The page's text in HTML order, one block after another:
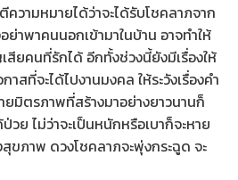
วามหมายได้ว่าจะได้รับโชคลาภจาก
ย่าพาคนนอกเข้ามาในบ้าน อาจทำให้
ยคนที่รักได้ อีกทั้งช่วงนี้ยังมีเรื่องให้
สที่จะได้ไปงานมงคล ให้ระวังเรื่องคำ
ยมิตรภาพที่สร้างมาอย่างยาวนานก็
วย ไม่ว่าจะเป็นหนักหรือเบาก็จะหาย
สุขภาพ ดวงโชคลาภจะพุ่งกระฉูด จะ